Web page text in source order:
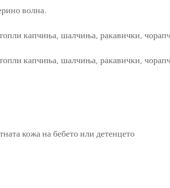
волна.
капчиња, шалчиња, ракавички,
капчиња, шалчиња, ракавички,
кожа на бебето или детенцето